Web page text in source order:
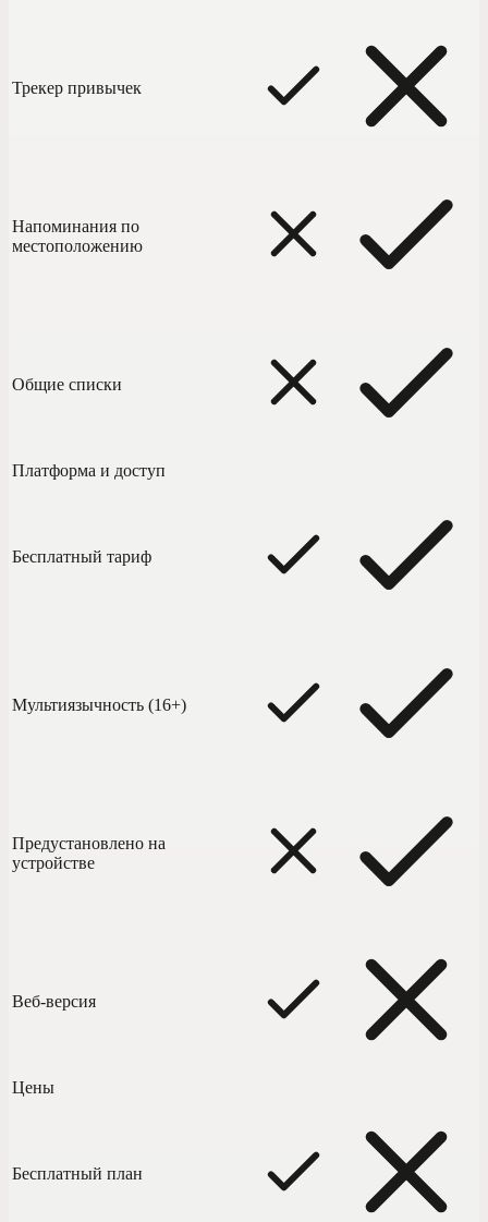
Трекер привычек
Напоминания по
местоположению
Общие списки
Платформа и доступ
Бесплатный тариф
Мультиязычность (16+)
Предустановлено на
устройстве
Веб-версия
Цены
Бесплатный план